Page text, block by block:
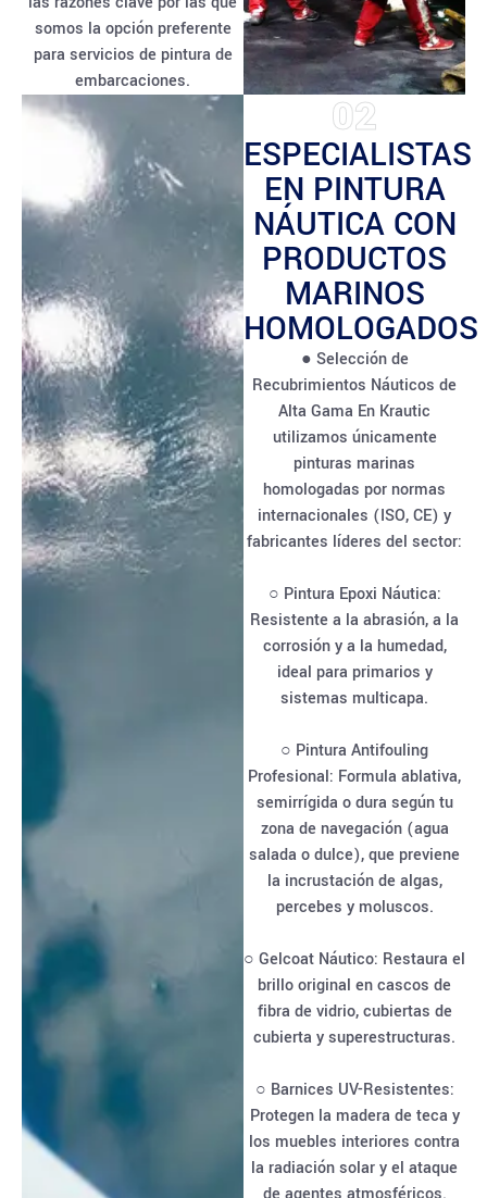
somos la opción preferente
para servicios de pintura de
embarcaciones.
02
ESPECIALISTAS
EN PINTURA
NÁUTICA CON
PRODUCTOS
MARINOS
HOMOLOGADOS
● Selección de
Recubrimientos Náuticos de
Alta Gama En Krautic
utilizamos únicamente
pinturas marinas
homologadas por normas
internacionales (ISO, CE) y
fabricantes líderes del sector:
○ Pintura Epoxi Náutica:
Resistente a la abrasión, a la
corrosión y a la humedad,
ideal para primarios y
sistemas multicapa.
○ Pintura Antifouling
Profesional: Formula ablativa,
semirrígida o dura según tu
zona de navegación (agua
salada o dulce), que previene
la incrustación de algas,
percebes y moluscos.
○ Gelcoat Náutico: Restaura el
brillo original en cascos de
fibra de vidrio, cubiertas de
cubierta y superestructuras.
○ Barnices UV-Resistentes:
Protegen la madera de teca y
los muebles interiores contra
la radiación solar y el ataque